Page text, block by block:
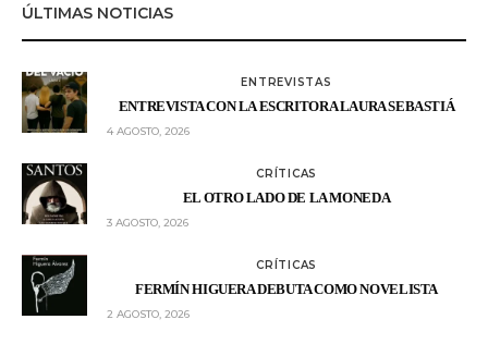
ÚLTIMAS NOTICIAS
ENTREVISTAS
ENTREVISTA CON LA ESCRITORA LAURA SEBASTIÁ
4 AGOSTO, 2026
CRÍTICAS
EL OTRO LADO DE LA MONEDA
3 AGOSTO, 2026
CRÍTICAS
FERMÍN HIGUERA DEBUTA COMO NOVELISTA
2 AGOSTO, 2026